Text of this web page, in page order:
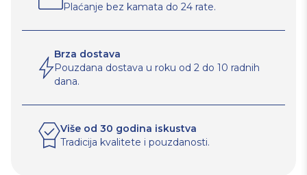
Plaćanje bez kamata do 24 rate.
Brza dostava
Pouzdana dostava u roku od 2 do 10 radnih
dana.
Više od 30 godina iskustva
Tradicija kvalitete i pouzdanosti.